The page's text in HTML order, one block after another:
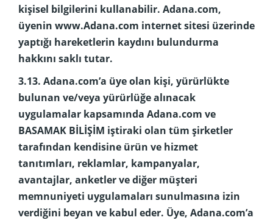
kişisel bilgilerini kullanabilir. Adana.com,
üyenin www.Adana.com internet sitesi üzerinde
yaptığı hareketlerin kaydını bulundurma
hakkını saklı tutar.
3.13. Adana.com’a üye olan kişi, yürürlükte
bulunan ve/veya yürürlüğe alınacak
uygulamalar kapsamında Adana.com ve
BASAMAK BİLİŞİM iştiraki olan tüm şirketler
tarafından kendisine ürün ve hizmet
tanıtımları, reklamlar, kampanyalar,
avantajlar, anketler ve diğer müşteri
memnuniyeti uygulamaları sunulmasına izin
verdiğini beyan ve kabul eder. Üye, Adana.com’a